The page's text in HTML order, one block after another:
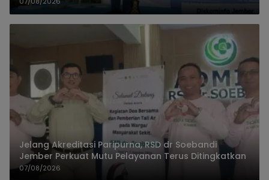
Jelang Akreditasi Paripurna, RSD dr Soebandi
Jember Perkuat Mutu Pelayanan Terus Ditingkatkan
07/08/2026